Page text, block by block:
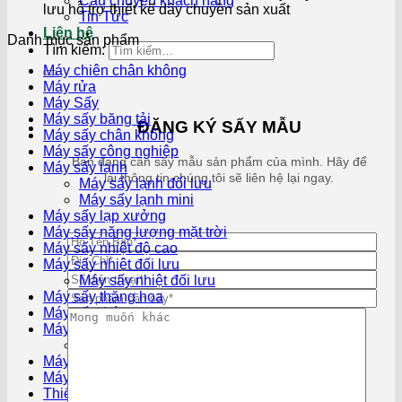
Tin Tức
Liên hệ
Tìm kiếm:
ĐĂNG KÝ SẤY MẪU
Bạn đang cần sấy mẫu sản phẩm của mình. Hãy để
lại thông tin chúng tôi sẽ liên hệ lại ngay.
lưu hỗ trợ thiết kế dây chuyền sản xuất
Danh mục sản phẩm
Máy chiên chân không
Máy rửa
Máy Sấy
Máy sấy băng tải
Máy sấy chân không
Máy sấy công nghiệp
Máy sấy lạnh
Máy sấy lạnh đối lưu
Máy sấy lạnh mini
Máy sấy lạp xưởng
Máy sấy năng lượng mặt trời
Máy sấy nhiệt độ cao
Máy sấy nhiệt đối lưu
Máy sấy nhiệt đối lưu
Máy sấy thăng hoa
Máy sấy tháp
Máy sấy thực phẩm
Máy sấy thùng quay
Máy sấy vĩ ngang
Thiết bị linh kiện